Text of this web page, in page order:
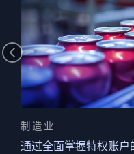
制造业
通过全面掌握特权账户